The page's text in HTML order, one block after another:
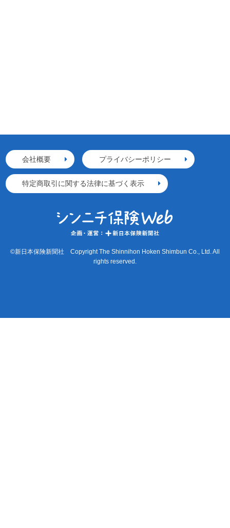
会社概要 プライバシーポリシー
特定商取引に関する法律に基づく表示
©新日本保険新聞社 Copyright The Shinnihon Hoken Shimbun Co., Ltd. All
rights reserved.